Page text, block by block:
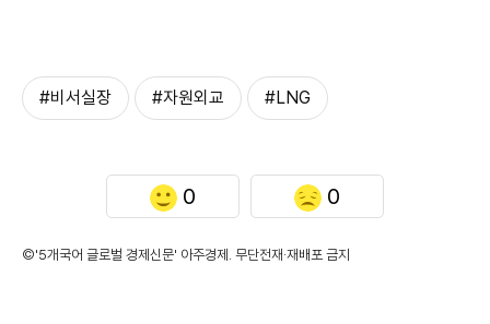
#비서실장 #자원외교 #LNG
0 0
©'5개국어 글로벌 경제신문' 아주경제. 무단전재·재배포 금지